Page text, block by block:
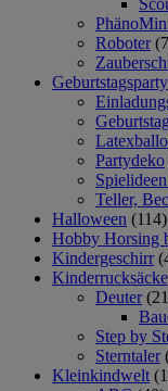
Roboter
Geburtstagsparty
Partydeko
Teller,
Halloween (114)
Hobby Horsing
Kindergeschirr
Kinderrucksäcke
Deuter
Step by
Sterntaler
Kleinkindwelt